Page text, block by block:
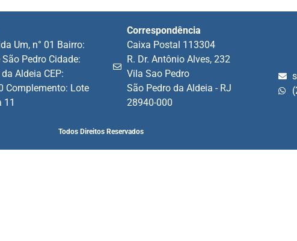
Um, n° 01 Bairro:
Pedro Cidade:
Aldeia CEP:
Complemento: Lote
11
Correspondência
Caixa Postal 113304
R. Dr. Antônio Alves, 232
Vila Sao Pedro
São Pedro da Aldeia - RJ
28940-000
Todos Direitos Reservados